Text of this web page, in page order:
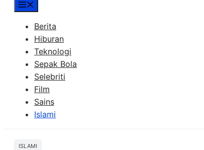
Berita
Hiburan
Teknologi
Sepak Bola
Selebriti
Film
Sains
Islami
ISLAMI